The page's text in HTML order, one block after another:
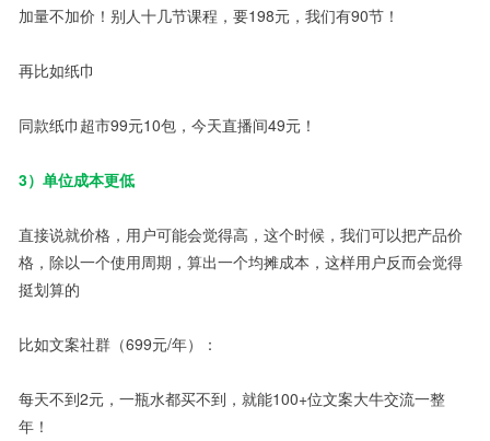
加量不加价！别人十几节课程，要198元，我们有90节！
再比如纸巾
同款纸巾超市99元10包，今天直播间49元！
3）单位成本更低
直接说就价格，用户可能会觉得高，这个时候，我们可以把产品价
格，除以一个使用周期，算出一个均摊成本，这样用户反而会觉得
挺划算的
比如文案社群（699元/年）：
每天不到2元，一瓶水都买不到，就能100+位文案大牛交流一整
年！